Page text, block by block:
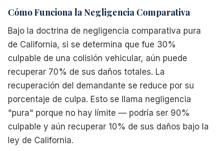
Cómo Funciona la Negligencia Comparativa
Bajo la doctrina de negligencia comparativa pura
de California, si se determina que fue 30%
culpable de una colisión vehicular, aún puede
recuperar 70% de sus daños totales. La
recuperación del demandante se reduce por su
porcentaje de culpa. Esto se llama negligencia
"pura" porque no hay límite — podría ser 90%
culpable y aún recuperar 10% de sus daños bajo la
ley de California.